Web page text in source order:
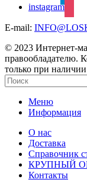
instagram
E-mail:
© 2023 Интернет-
правообладателю.
только при
Меню
Информация
О нас
Доставка
Справочник
КРУПНЫЙ
Контакты